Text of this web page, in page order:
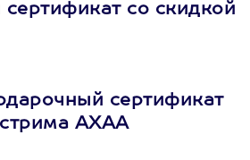
со скидкой
сертификат
АХАА